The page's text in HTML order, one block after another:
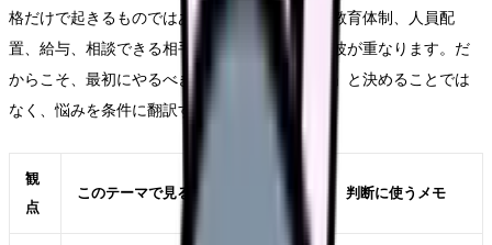
格だけで起きるものではありません。勤務表、教育体制、人員配
置、給与、相談できる相手、家庭事情、体調の波が重なります。だ
からこそ、最初にやるべきことは「自分が弱い」と決めることでは
なく、悩みを条件に翻訳することです。
観
点
このテーマで見ること 判断に使うメモ